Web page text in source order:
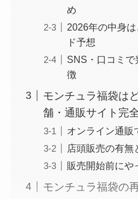
め
2026年の中身
ド予想
SNS・口コミで
徴
モンチュラ福袋は
舗・通販サイト完
オンライン通販
店頭販売の有無
販売開始前にや
モンチュラ福袋の